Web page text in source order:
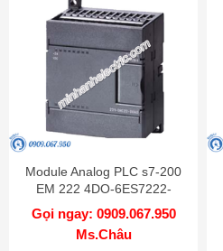
Module Analog PLC s7-200
EM 222 4DO-6ES7222-
1BD22-0XA0
Gọi ngay: 0909.067.950
Ms.Châu